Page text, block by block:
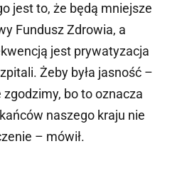
jest to, że będą mniejsze
Fundusz Zdrowia, a
jest prywatyzacja
Żeby była jasność –
zgodzimy, bo to oznacza
naszego kraju nie
– mówił.